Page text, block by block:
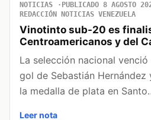
NOTICIAS PUBLICADO 8 AGOSTO
REDACCIÓN NOTICIAS VENEZUELA
Vinotinto sub-20 es
Centroamericanos y del
La selección nacional
gol de Sebastián Hernández
la medalla de plata en
Leer nota